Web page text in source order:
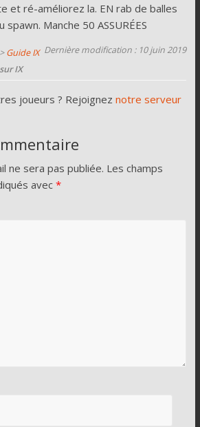
et ré-améliorez la. EN rab de balles
Manche 50 ASSURÉES
Dernière modification : 10 juin 2019
Guide IX
IX
joueurs ? Rejoignez notre serveur
ne sera pas publiée. Les champs
avec *